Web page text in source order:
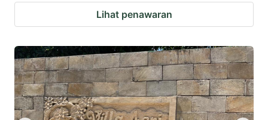
Lihat penawaran